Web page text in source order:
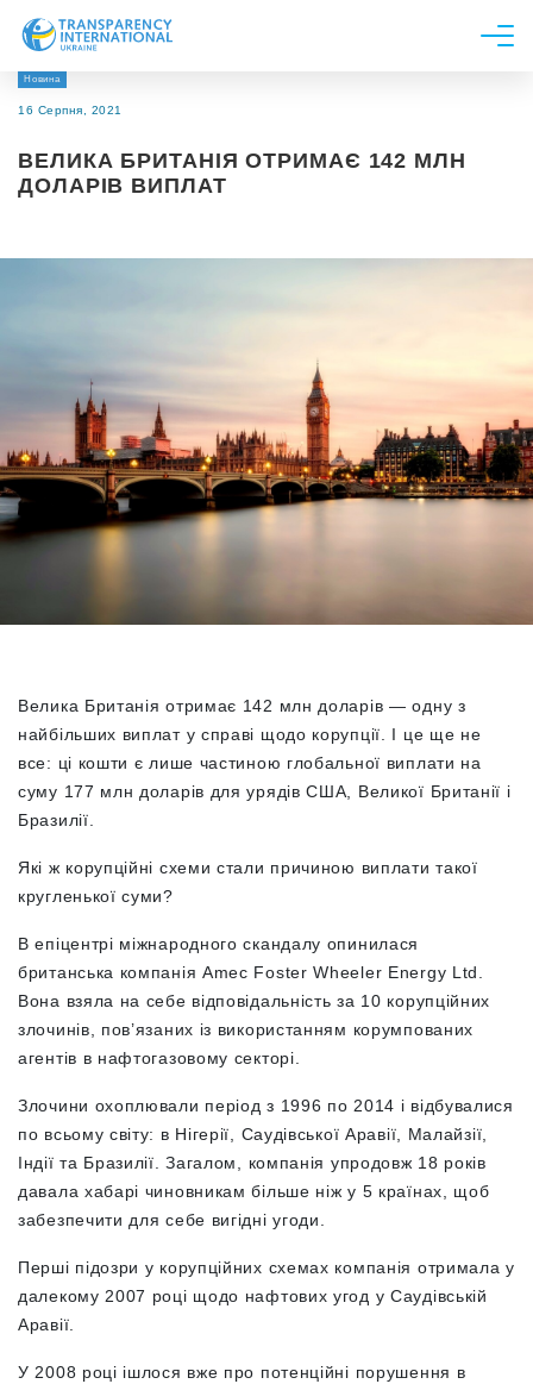
Про нас
Дослідження
Долучитися
Новина
16 Серпня, 2021
ВЕЛИКА БРИТАНІЯ ОТРИМАЄ 142 МЛН
ДОЛАРІВ ВИПЛАТ
Велика Британія отримає 142 млн доларів — одну з
найбільших виплат у справі щодо корупції. І це ще не
все: ці кошти є лише частиною глобальної виплати на
суму 177 млн доларів для урядів США, Великої Британії і
Бразилії.
Які ж корупційні схеми стали причиною виплати такої
кругленької суми?
В епіцентрі міжнародного скандалу опинилася
британська компанія Amec Foster Wheeler Energy Ltd.
Вона взяла на себе відповідальність за 10 корупційних
злочинів, пов’язаних із використанням корумпованих
агентів в нафтогазовому секторі.
Злочини охоплювали період з 1996 по 2014 і відбувалися
по всьому світу: в Нігерії, Саудівської Аравії, Малайзії,
Індії та Бразилії. Загалом, компанія упродовж 18 років
давала хабарі чиновникам більше ніж у 5 країнах, щоб
забезпечити для себе вигідні угоди.
Перші підозри у корупційних схемах компанія отримала у
далекому 2007 році щодо нафтових угод у Саудівській
Аравії.
У 2008 році ішлося вже про потенційні порушення в